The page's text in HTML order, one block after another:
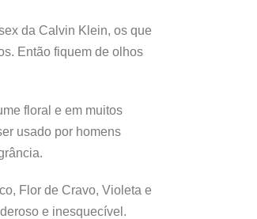
da Calvin Klein, os que
Então fiquem de olhos
floral e em muitos
usado por homens
Flor de Cravo, Violeta e
e inesquecível.